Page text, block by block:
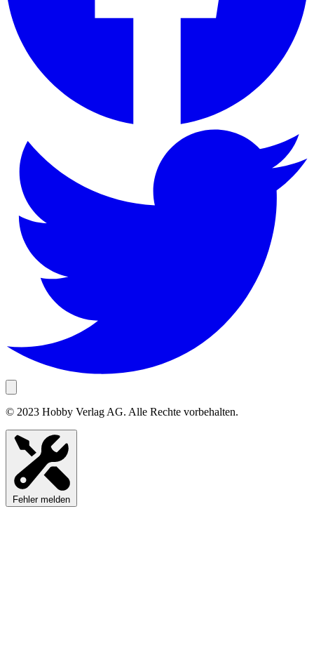
© 2023 Hobby Verlag AG. Alle Rechte vorbehalten.
Fehler melden